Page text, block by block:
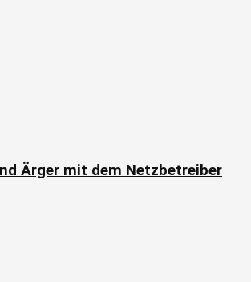
Ärger mit dem Netzbetreiber